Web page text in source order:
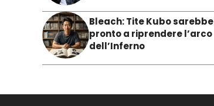
Bleach: Tite Kubo sarebbe
pronto a riprendere l’arco
dell’Inferno